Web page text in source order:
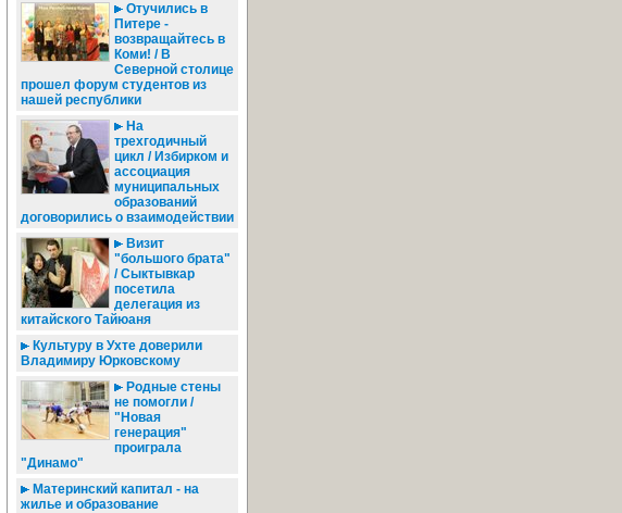
Отучились в
Питере -
возвращайтесь в
Коми! / В
Северной столице
прошел форум студентов из
нашей республики
На
трехгодичный
цикл / Избирком и
ассоциация
муниципальных
образований
договорились о взаимодействии
Визит
"большого брата"
/ Сыктывкар
посетила
делегация из
китайского Тайюаня
Культуру в Ухте доверили
Владимиру Юрковскому
Родные стены
не помогли /
"Новая
генерация"
проиграла
"Динамо"
Материнский капитал - на
жилье и образование